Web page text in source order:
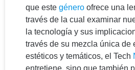
que este género ofrece una
través de la cual examinar
la tecnología y sus
través de su mezcla única de
estéticos y temáticos, el Tech
entretiene, sino que también